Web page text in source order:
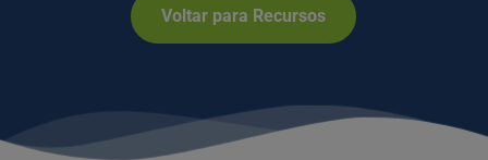
Voltar para Recursos